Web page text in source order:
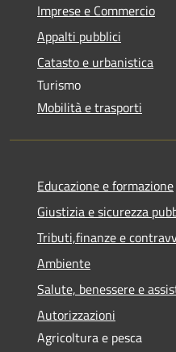
Imprese e Commercio
Appalti pubblici
Catasto e urbanistica
Turismo
Mobilità e trasporti
Educazione e formazione
Giustizia e sicurezza
Tributi,finanze e
Ambiente
Salute, benessere e
Autorizzazioni
Agricoltura e pesca